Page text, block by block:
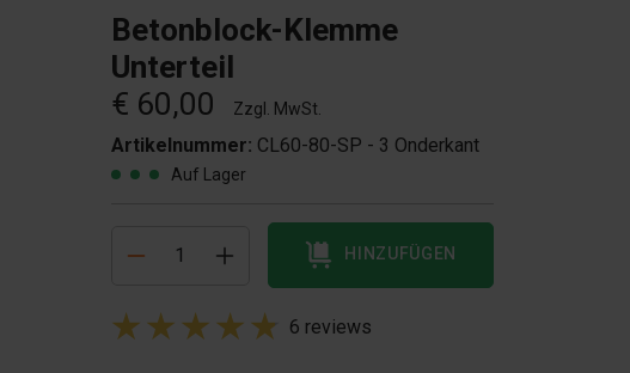
Betonblock-Klemme
Unterteil
€ 60,00
Zzgl. MwSt.
Artikelnummer: CL60-80-SP - 3 Onderkant
Auf Lager
HINZUFÜGEN
6 reviews